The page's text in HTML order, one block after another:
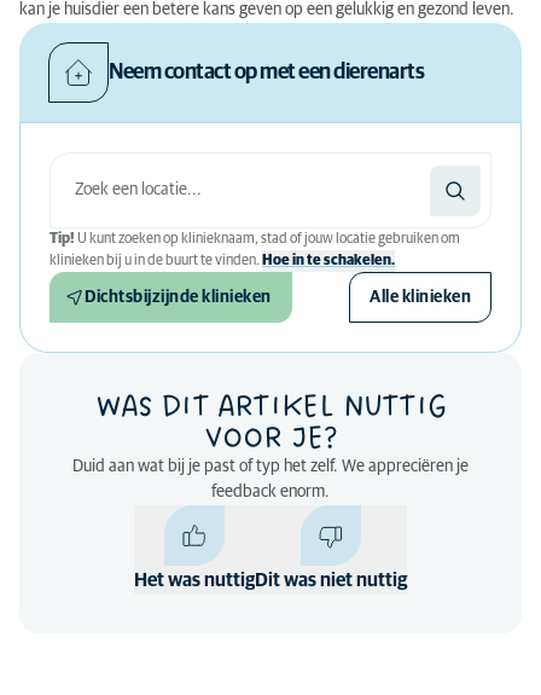
kan je huisdier een betere kans geven op een gelukkig en gezond leven.
Neem contact op met een dierenarts
Tip! U kunt zoeken op klinieknaam, stad of jouw locatie gebruiken om
klinieken bij u in de buurt te vinden. Hoe in te schakelen.
Dichtsbijzijnde klinieken Alle klinieken
WAS DIT ARTIKEL NUTTIG
VOOR JE?
Duid aan wat bij je past of typ het zelf. We appreciëren je
feedback enorm.
Het was nuttigDit was niet nuttig